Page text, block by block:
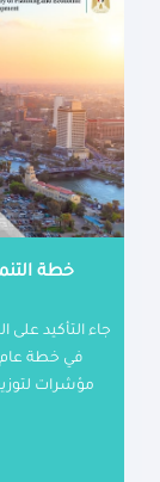
خطة
جاء التأكيد
مؤشرات